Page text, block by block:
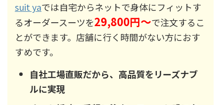
suit yaでは自宅からネットで身体にフィットす
るオーダースーツを29,800円～で注文するこ
とができます。店舗に行く時間がない方におす
すめです。
自社工場直販だから、高品質をリーズナブ
ルに実現